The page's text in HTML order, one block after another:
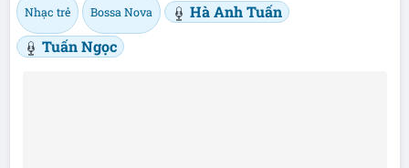
Nhạc trẻ Bossa Nova
Hà Anh Tuấn
Tuấn Ngọc